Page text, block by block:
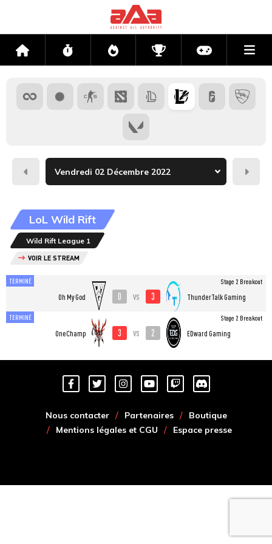
Accueil Flux Directs CompétitionsActu jeux
Hier
LoL Wild Rift
Wild Rift League 1
VOIR LE STREAM
TERMINÉ
Oh My God 0 vs 3 ThunderTalk Gaming
Stage 2 Breakout
TERMINÉ
OneChamp 3 vs 2 EDward Gaming
Stage 2 Breakout
Nous contacter Partenaires
Boutique
Mentions légales et CGU
Espace presse